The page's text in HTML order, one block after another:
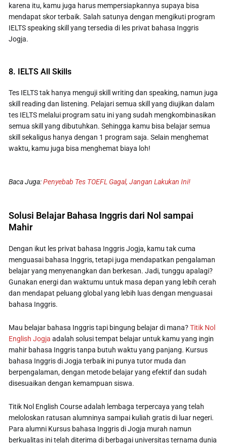
karena itu, kamu juga harus mempersiapkannya supaya bisa
mendapat skor terbaik. Salah satunya dengan mengikuti program
IELTS speaking skill yang tersedia di les privat bahasa Inggris
Jogja.
8. IELTS All Skills
Tes IELTS tak hanya menguji skill writing dan speaking, namun juga
skill reading dan listening. Pelajari semua skill yang diujikan dalam
tes IELTS melalui program satu ini yang sudah mengkombinasikan
semua skill yang dibutuhkan. Sehingga kamu bisa belajar semua
skill sekaligus hanya dengan 1 program saja. Selain menghemat
waktu, kamu juga bisa menghemat biaya loh!
Baca Juga:Penyebab Tes TOEFL Gagal, Jangan Lakukan Ini!
Solusi Belajar Bahasa Inggris dari Nol sampai
Mahir
Dengan ikut les privat bahasa Inggris Jogja, kamu tak cuma
menguasai bahasa Inggris, tetapi juga mendapatkan pengalaman
belajar yang menyenangkan dan berkesan. Jadi, tunggu apalagi?
Gunakan energi dan waktumu untuk masa depan yang lebih cerah
dan mendapat peluang global yang lebih luas dengan menguasai
bahasa Inggris.
Mau belajar bahasa Inggris tapi bingung belajar di mana?Titik Nol
English Jogja adalah solusi tempat belajar untuk kamu yang ingin
mahir bahasa Inggris tanpa butuh waktu yang panjang. Kursus
bahasa Inggris di Jogja terbaik ini punya tutor muda dan
berpengalaman, dengan metode belajar yang efektif dan sudah
disesuaikan dengan kemampuan siswa.
Titik Nol English Course adalah lembaga terpercaya yang telah
meloloskan ratusan alumninya sampai kuliah gratis di luar negeri.
Para alumni Kursus bahasa Inggris di Jogja murah namun
berkualitas ini telah diterima di berbagai universitas ternama dunia